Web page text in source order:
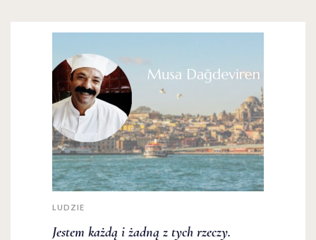
LUDZIE
Jestem każdą i żadną z tych rzeczy.